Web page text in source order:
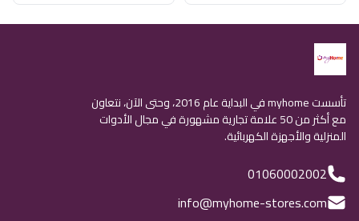
تأسست myhome في البداية عام 2016، وحتى الآن، نتعاون
مع أكثر من 50 علامة تجارية مشهورة في مجال الأدوات
المنزلية والأجهزة الكهربائية.
01060002002
info@myhome-stores.com